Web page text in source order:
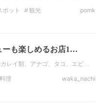
ポット
観光
pomk
ーも楽しめるお店1…
レイ類、アナゴ、タコ、エビ…
理
waka_nachi